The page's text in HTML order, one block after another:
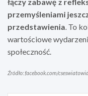
przemyśleniami
przedstawienia. To
wartościowe
społeczność.
Źródło: facebook.com/